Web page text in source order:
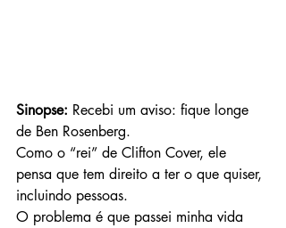
Sinopse: Recebi um aviso: fique longe
de Ben Rosenberg.
Como o “rei” de Clifton Cover, ele
pensa que tem direito a ter o que quiser,
incluindo pessoas.
O problema é que passei minha vida